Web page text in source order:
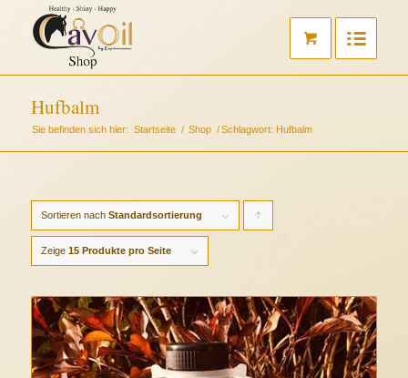
Hufbalm
Sie befinden sich hier: Startseite / Shop / Schlagwort: Hufbalm
Sortieren nach Standardsortierung
die
Produkte
in
Zeige 15 Produkte pro Seite